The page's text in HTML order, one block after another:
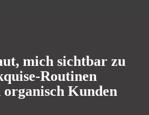
mich sichtbar zu
Routinen
organisch Kunden